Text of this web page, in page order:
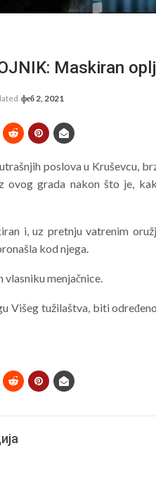
Maskiran
феб 2, 2021
poslova u Kruševcu,
ovog grada nakon što je,
i, uz pretnju vatrenim
kod njega.
vlasniku menjačnice.
Višeg tužilaštva, biti